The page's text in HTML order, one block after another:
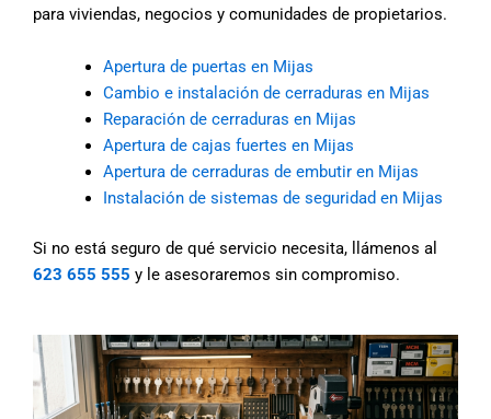
para viviendas, negocios y comunidades de propietarios.
Apertura de puertas en Mijas
Cambio e instalación de cerraduras en Mijas
Reparación de cerraduras en Mijas
Apertura de cajas fuertes en Mijas
Apertura de cerraduras de embutir en Mijas
Instalación de sistemas de seguridad en Mijas
Si no está seguro de qué servicio necesita, llámenos al
623 655 555 y le asesoraremos sin compromiso.